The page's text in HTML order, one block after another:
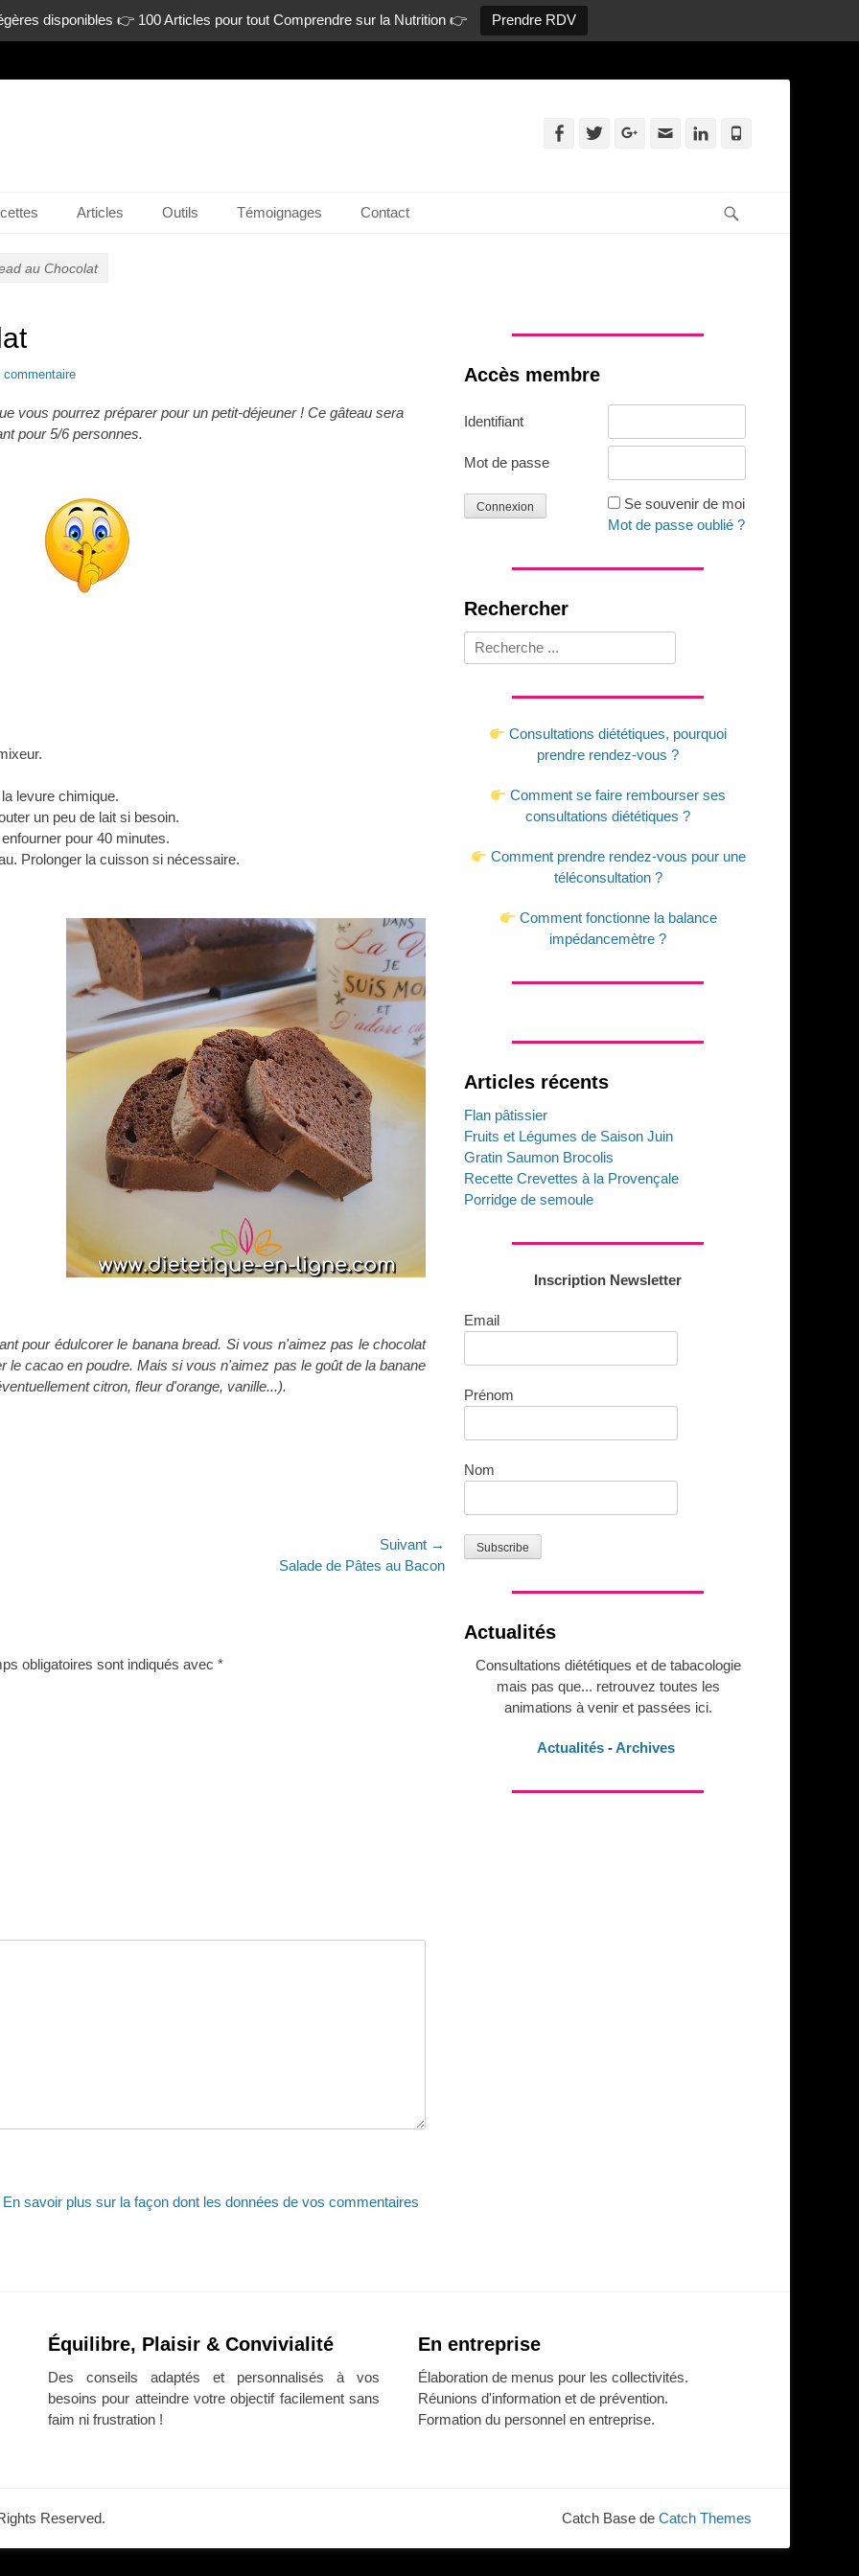
disponibles 👉 100 Articles pour tout Comprendre sur la Nutrition 👉 Prendre RDV
FacebookTwitterGoogleplus
AdresseLinkedin
Articles Outils Témoignages Contact
au Chocolat
commentaire
vous pourrez préparer pour un petit-déjeuner ! Ce gâteau sera
pour 5/6 personnes.
levure chimique.
un peu de lait si besoin.
pour 40 minutes.
Prolonger la cuisson si nécessaire.
pour édulcorer le banana bread. Si vous n'aimez pas le chocolat
cacao en poudre. Mais si vous n'aimez pas le goût de la banane
citron, fleur d'orange, vanille...).
Suivant →
Salade de Pâtes au Bacon
obligatoires sont indiqués avec *
En savoir plus sur la façon dont les données de vos commentaires
Accès membre
Identifiant
Mot de passe
Se souvenir de moi
Mot de passe oublié ?
Rechercher
Rechercher :
Consultations diététiques, pourquoi
prendre rendez-vous ?
Comment se faire rembourser ses
consultations diététiques ?
Comment prendre rendez-vous pour une
téléconsultation ?
Comment fonctionne la balance
impédancemètre ?
Articles récents
Flan pâtissier
Fruits et Légumes de Saison Juin
Gratin Saumon Brocolis
Recette Crevettes à la Provençale
Porridge de semoule
Inscription Newsletter
Email
Prénom
Nom
Actualités
Consultations diététiques et de tabacologie
mais pas que... retrouvez toutes les
animations à venir et passées ici.
Actualités -Archives
Équilibre, Plaisir & Convivialité
Des conseils adaptés et personnalisés à vos
besoins pour atteindre votre objectif facilement sans
faim ni frustration !
En entreprise
Élaboration de menus pour les collectivités.
Réunions d'information et de prévention.
Formation du personnel en entreprise.
Reserved. Catch Base de Catch Themes